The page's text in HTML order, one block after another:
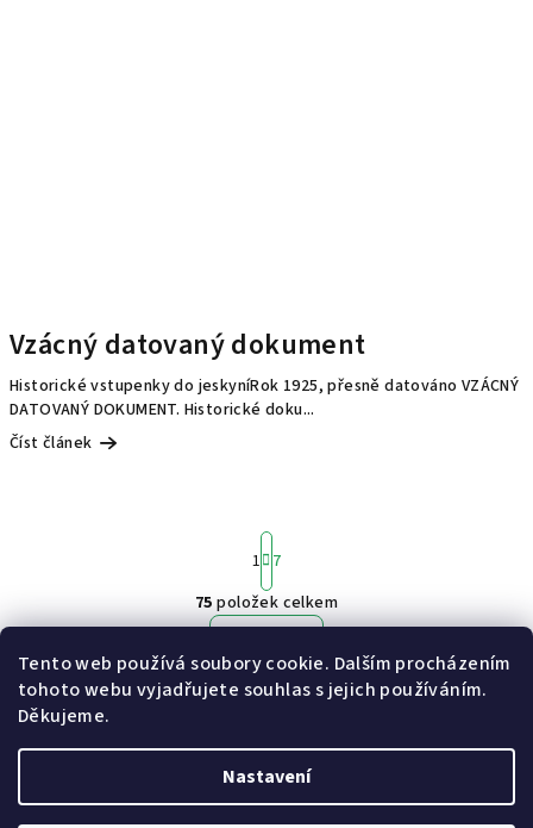
Tento web používá soubory cookie. Dalším procházením
tohoto webu vyjadřujete souhlas s jejich používáním.
Děkujeme.
Nastavení
Vzácný datovaný dokument
Historické vstupenky do jeskyníRok 1925, přesně datováno VZÁCNÝ
DATOVANÝ DOKUMENT. Historické doku...
Číst článek
O
l
á
a
c
í
S
t
r
á
n
k
o
v
n
í
1 7
75 položek celkem
[svítidla reálně a skladem] [e-shop svítidel]